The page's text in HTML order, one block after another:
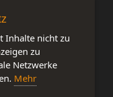
Inhalte nicht zu
zu
Netzwerke
Mehr